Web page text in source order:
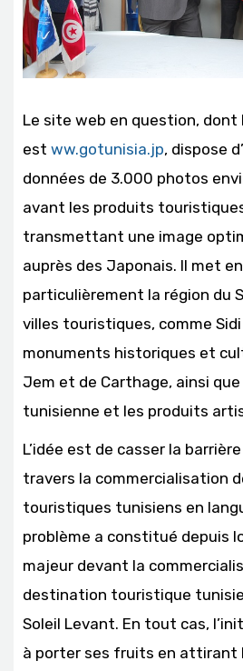
Le site web en question, dont
est ww.gotunisia.jp, dispose
données de 3.000 photos
avant les produits
transmettant une image
auprès des Japonais. Il met
particulièrement la région du
villes touristiques, comme Sidi
monuments historiques et
Jem et de Carthage, ainsi
tunisienne et les produits
L’idée est de casser la
travers la commercialisation
touristiques tunisiens en
problème a constitué depuis
majeur devant la
destination touristique
Soleil Levant. En tout cas,
à porter ses fruits en attirant